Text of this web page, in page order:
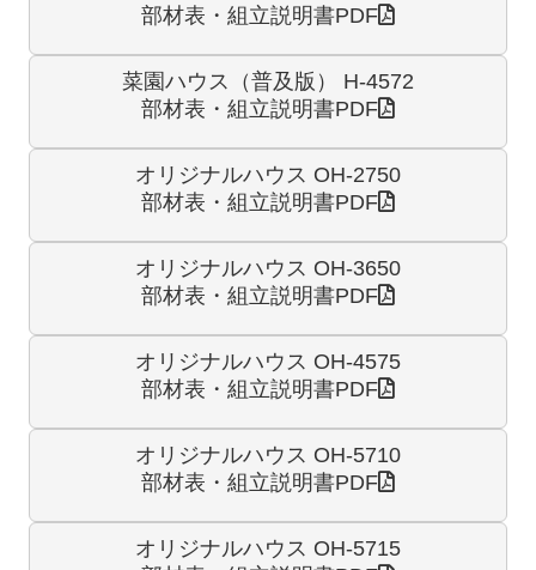
部材表・組立説明書PDF
菜園ハウス（普及版） H-4572
部材表・組立説明書PDF
オリジナルハウス OH-2750
部材表・組立説明書PDF
オリジナルハウス OH-3650
部材表・組立説明書PDF
オリジナルハウス OH-4575
部材表・組立説明書PDF
オリジナルハウス OH-5710
部材表・組立説明書PDF
オリジナルハウス OH-5715